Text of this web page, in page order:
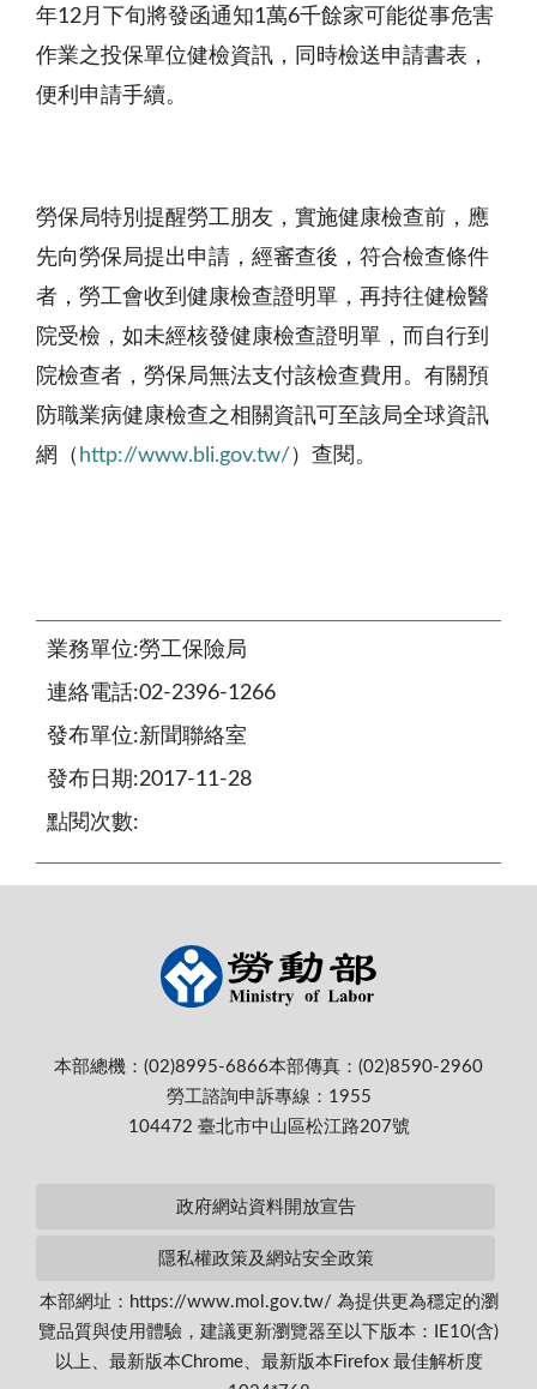
年12月下旬將發函通知1萬6千餘家可能從事危害
作業之投保單位健檢資訊，同時檢送申請書表，
便利申請手續。
勞保局特別提醒勞工朋友，實施健康檢查前，應
先向勞保局提出申請，經審查後，符合檢查條件
者，勞工會收到健康檢查證明單，再持往健檢醫
院受檢，如未經核發健康檢查證明單，而自行到
院檢查者，勞保局無法支付該檢查費用。有關預
防職業病健康檢查之相關資訊可至該局全球資訊
網（ http://www.bli.gov.tw/ ）查閱。
業務單位:勞工保險局
連絡電話:02-2396-1266
發布單位:新聞聯絡室
發布日期:2017-11-28
點閱次數:
本部總機：(02)8995-6866本部傳真：(02)8590-2960
勞工諮詢申訴專線：1955
104472 臺北市中山區松江路207號
政府網站資料開放宣告
隱私權政策及網站安全政策
本部網址：https://www.mol.gov.tw/ 為提供更為穩定的瀏
覽品質與使用體驗，建議更新瀏覽器至以下版本：IE10(含)
以上、最新版本Chrome、最新版本Firefox 最佳解析度